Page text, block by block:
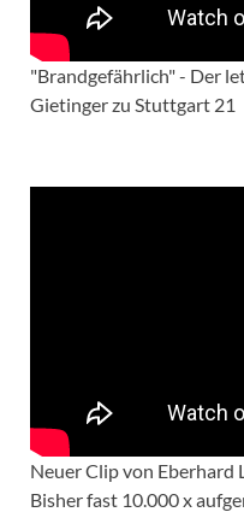
"Brandgefährlich" - Der
Gietinger zu Stuttgart 21
Neuer Clip von Eberhard
Bisher fast 10.000 x